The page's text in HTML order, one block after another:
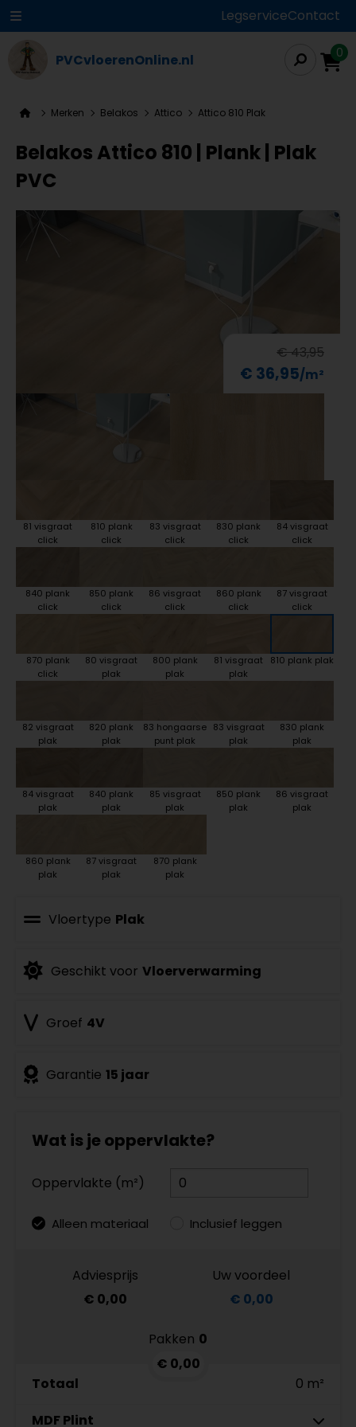
LegserviceContact
PVCvloerenOnline.nl 0
Merken Belakos Attico Attico 810 Plak
Belakos Attico 810 | Plank | Plak
PVC
€ 43,95
€ 36,95
81 visgraat
click
810 plank
click
83 visgraat
click
830 plank
click
84 visgraat
click
840 plank
click
850 plank
click
86 visgraat
click
860 plank
click
87 visgraat
click
870 plank
click
80 visgraat
plak
800 plank
plak
81 visgraat
plak
810 plank plak
82 visgraat
plak
820 plank
plak
83 hongaarse
punt plak
83 visgraat
plak
830 plank
plak
84 visgraat
plak
840 plank
plak
85 visgraat
plak
850 plank
plak
86 visgraat
plak
860 plank
plak
87 visgraat
plak
870 plank
plak
Vloertype Plak
Geschikt voor Vloerverwarming
Groef 4V
Garantie 15 jaar
Wat is je oppervlakte?
Oppervlakte (m²)
Alleen materiaal Inclusief leggen
Adviesprijs
€ 0,00
Uw voordeel
€ 0,00
Pakken 0
€ 0,00
Totaal
0 m²
MDF Plint